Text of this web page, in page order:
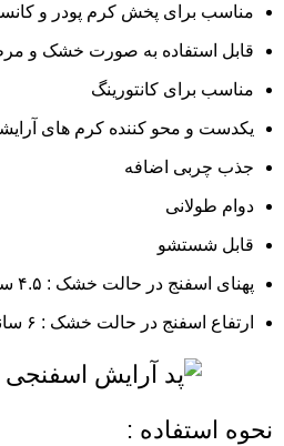
مناسب برای پخش کرم‌ پودر و
قابل استفاده به صورت خشک و
مناسب برای کانتورینگ
یکدست و محو کننده کرم های
جذب چربی اضافه
دوام طولانی
قابل شستشو
پهنای اسفنج در حالت خشک : ۴.۵ سانتی متر
ارتفاع اسفنج در حالت خشک : ۶ سانتی متر
نحوه استفاده :